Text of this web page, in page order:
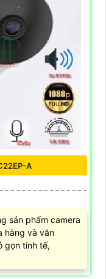
A
sản phẩm camera
hàng và văn
gọn tinh tế,